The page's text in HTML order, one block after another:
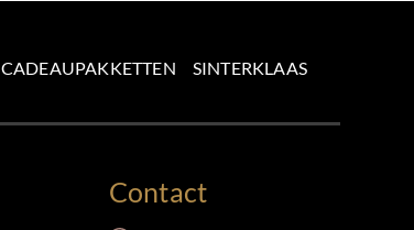
CADEAUPAKKETTEN SINTERKLAAS
Contact